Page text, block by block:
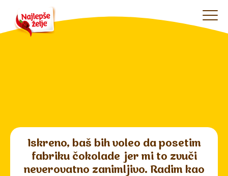
Iskreno, baš bih voleo da posetim
fabriku čokolade jer mi to zvuči
neverovatno zanimljivo. Radim kao